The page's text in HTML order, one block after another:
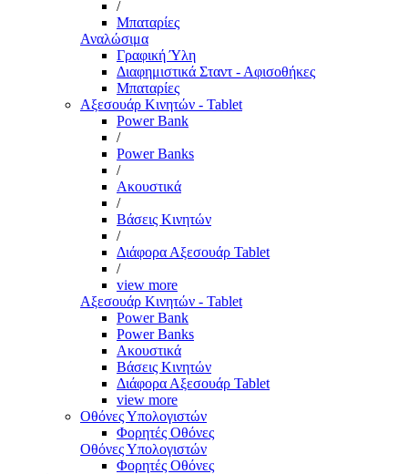
/
Μπαταρίες
Αναλώσιμα
Γραφική Ύλη
Διαφημιστικά Σταντ - Αφισοθήκες
Μπαταρίες
Αξεσουάρ Κινητών - Tablet
Power Bank
/
Power Banks
/
Ακουστικά
/
Βάσεις Κινητών
/
Διάφορα Αξεσουάρ Tablet
/
view more
Αξεσουάρ Κινητών - Tablet
Power Bank
Power Banks
Ακουστικά
Βάσεις Κινητών
Διάφορα Αξεσουάρ Tablet
view more
Οθόνες Υπολογιστών
Φορητές Οθόνες
Οθόνες Υπολογιστών
Φορητές Οθόνες